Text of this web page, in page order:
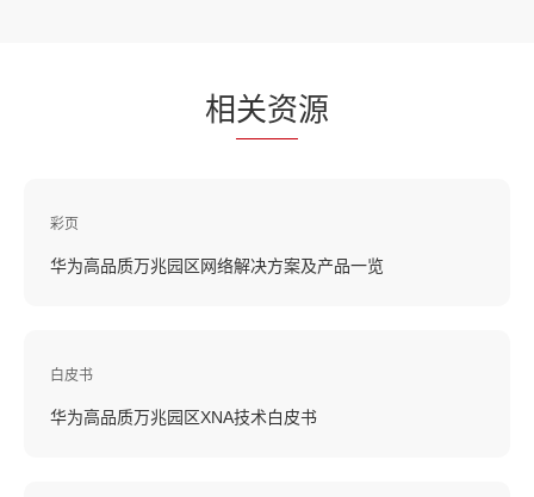
相关资源
彩页
华为高品质万兆园区网络解决方案及产品一览
白皮书
华为高品质万兆园区XNA技术白皮书